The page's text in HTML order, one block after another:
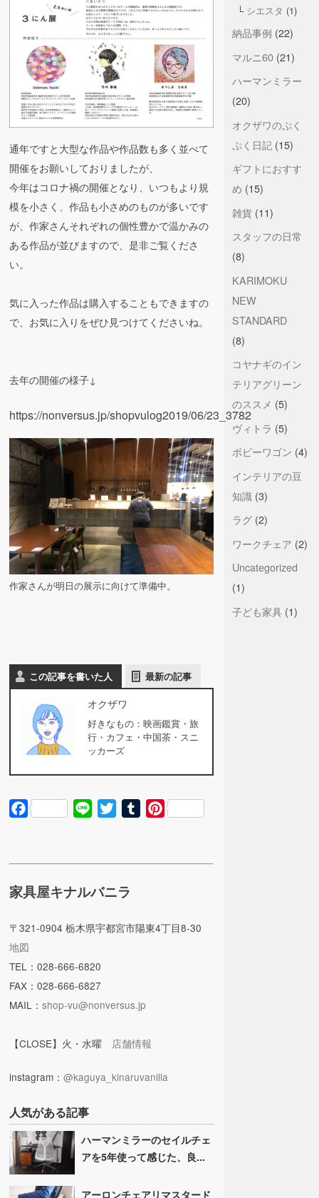
通年ですと大型な作品や作品数も多く並べて
開催をお願いしておりましたが、
今年はコロナ禍の開催となり、いつもより規
模を小さく、作品も小さめのものが多いです
が、作家さんそれぞれの個性豊かで温かみの
ある作品が並びますので、是非ご覧くださ
い。
気に入った作品は購入することもできますの
で、お気に入りをぜひ見つけてくださいね。
去年の開催の様子↓
https://nonversus.jp/shopvulog2019/06/23_3782
作家さんが明日の展示に向けて準備中。
この記事を書いた人 最新の記事
オクザワ
好きなもの：映画鑑賞・旅
行・カフェ・中国茶・スニ
ッカーズ
Facebook Line TwitterTumblrPinterest
家具屋キナルバニラ
〒321-0904 栃木県宇都宮市陽東4丁目8-30
地図
TEL：028-666-6820
FAX：028-666-6827
MAIL：shop-vu@nonversus.jp
【CLOSE】火・水曜 店舗情報
instagram：@kaguya_kinaruvanilla
人気がある記事
ハーマンミラーのセイルチェ
アを5年使って感じた、良...
アーロンチェアリマスタード
シエスタ (1)
納品事例 (22)
マルニ60(21)
ハーマンミラー
(20)
オクザワのぷく
ぷく日記(15)
ギフトにおすす
め (15)
雑貨(11)
スタッフの日常
(8)
KARIMOKU
NEW
STANDARD
(8)
コヤナギのイン
テリアグリーン
のススメ (5)
ヴィトラ (5)
ボビーワゴン (4)
インテリアの豆
知識 (3)
ラグ(2)
ワークチェア (2)
Uncategorized
(1)
子ども家具(1)